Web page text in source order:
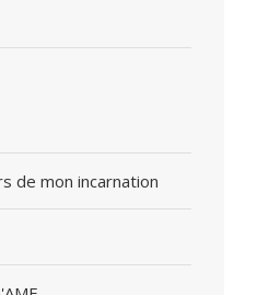
de mon incarnation